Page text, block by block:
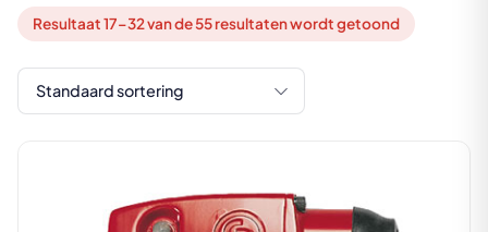
Resultaat 17–32 van de 55 resultaten wordt getoond